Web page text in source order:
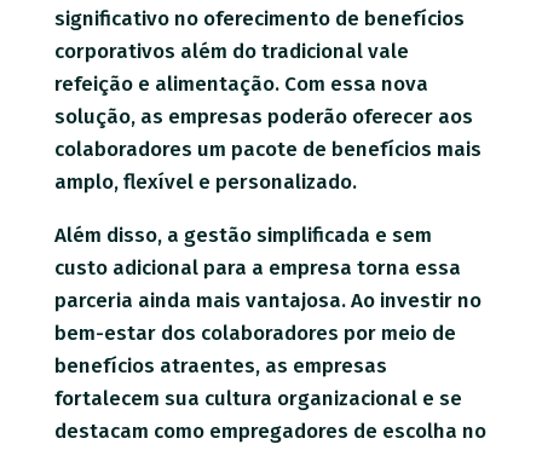
significativo no oferecimento de benefícios
corporativos além do tradicional vale
refeição e alimentação. Com essa nova
solução, as empresas poderão oferecer aos
colaboradores um pacote de benefícios mais
amplo, flexível e personalizado.
Além disso, a gestão simplificada e sem
custo adicional para a empresa torna essa
parceria ainda mais vantajosa. Ao investir no
bem-estar dos colaboradores por meio de
benefícios atraentes, as empresas
fortalecem sua cultura organizacional e se
destacam como empregadores de escolha no